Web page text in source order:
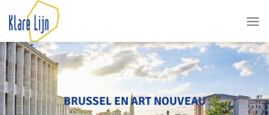
BRUSSEL EN ART NOUVEAU